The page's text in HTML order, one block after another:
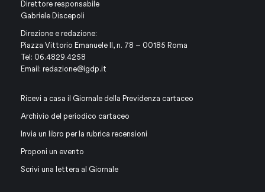
Direttore responsabile
Gabriele Discepoli
Direzione e redazione:
Piazza Vittorio Emanuele II, n. 78 – 00185 Roma
Tel: 06.4829.4258
Email: redazione@igdp.it
Ricevi a casa il Giornale della Previdenza cartaceo
Archivio del periodico cartaceo
Invia un libro per la rubrica recensioni
Proponi un evento
Scrivi una lettera al Giornale